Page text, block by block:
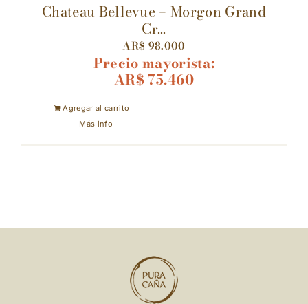
Chateau Bellevue – Morgon Grand
Cr...
AR$ 98.000
Precio mayorista:
AR$75.460
Agregar al carrito
Más info